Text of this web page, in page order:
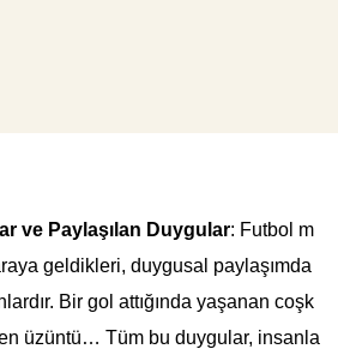
ve Paylaşılan Duygular: Futbol m
geldikleri, duygusal paylaşımda
Bir gol attığında yaşanan coşk
üzüntü… Tüm bu duygular, insanla